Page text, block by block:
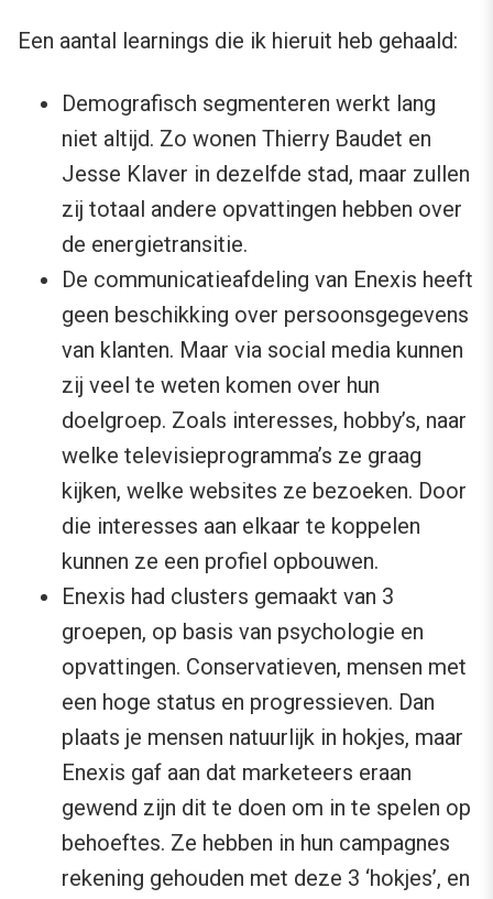
Een aantal learnings die ik hieruit heb gehaald:
Demografisch segmenteren werkt lang
niet altijd. Zo wonen Thierry Baudet en
Jesse Klaver in dezelfde stad, maar zullen
zij totaal andere opvattingen hebben over
de energietransitie.
De communicatieafdeling van Enexis heeft
geen beschikking over persoonsgegevens
van klanten. Maar via social media kunnen
zij veel te weten komen over hun
doelgroep. Zoals interesses, hobby’s, naar
welke televisieprogramma’s ze graag
kijken, welke websites ze bezoeken. Door
die interesses aan elkaar te koppelen
kunnen ze een profiel opbouwen.
Enexis had clusters gemaakt van 3
groepen, op basis van psychologie en
opvattingen. Conservatieven, mensen met
een hoge status en progressieven. Dan
plaats je mensen natuurlijk in hokjes, maar
Enexis gaf aan dat marketeers eraan
gewend zijn dit te doen om in te spelen op
behoeftes. Ze hebben in hun campagnes
rekening gehouden met deze 3 ‘hokjes’, en